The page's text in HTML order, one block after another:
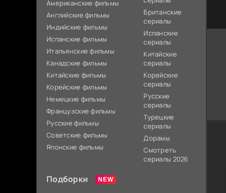
Американские фильмы
Английские фильмы
Индийские фильмы
Испанские фильмы
Итальянские фильмы
Канадские фильмы
Китайские фильмы
Корейские фильмы
Немецкие фильмы
Французские фильмы
Русские фильмы
Советские фильмы
Японские фильмы
Британские
сериалы
Испанские
сериалы
Китайские
сериалы
Корейские
сериалы
Русские
сериалы
Турецкие
сериалы
Дорамы
Смотреть
сериалы 2026
Подборки